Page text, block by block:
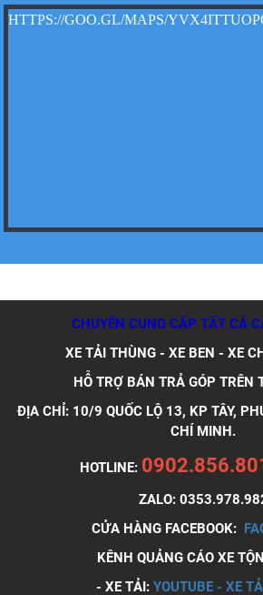
Xe tải Foton
Xe tải Foton
Xe tải Foton
HTTPS://GOO.GL/MAPS/
CHUYÊN CUNG CẤP TẤT CẢ
XE TẢI THÙNG - XE BEN - XE
HỖ TRỢ BÁN TRẢ GÓP TRÊN
ĐỊA CHỈ: 10/9 QUỐC LỘ 13, KP TÂY,
CHÍ MINH.
HOTLINE:
ZALO:
CỬA HÀNG FACEBOOK:
KÊNH QUẢNG CÁO XE
- XE TẢI: YOUTUBE - XE